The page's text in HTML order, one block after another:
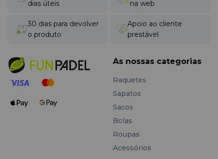
dias úteis
na web
30 dias para devolver
o produto
Apoio ao cliente
prestável
As nossas categorias
Raquetes
Sapatos
Sacos
Bolas
Roupas
Acessórios